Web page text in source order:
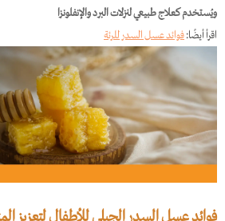
ويُستخدم كعلاج طبيعي لنزلات البرد والإنفلونزا
اقرأ أيضًا:فوائد عسل السدر للرئة
فوائد عسل السدر الجبلي للأطفال لتعزيز